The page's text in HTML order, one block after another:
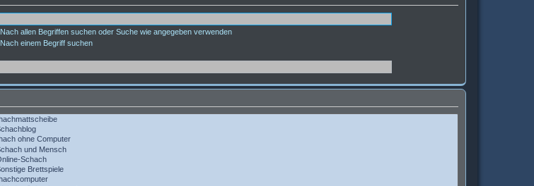
Nach allen Begriffen suchen oder Suche wie angegeben verwenden
Nach einem Begriff suchen